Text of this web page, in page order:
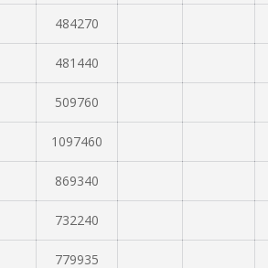
484270
481440
509760
1097460
869340
732240
779935